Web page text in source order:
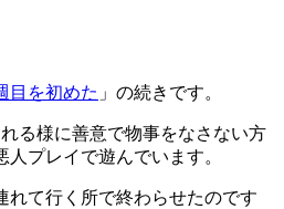
目を初めた 」の続きです。
る様に善意で物事をなさない方
プレイで遊んでいます。
れて行く所で終わらせたのです